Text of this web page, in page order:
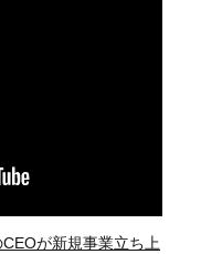
が新規事業立ち上